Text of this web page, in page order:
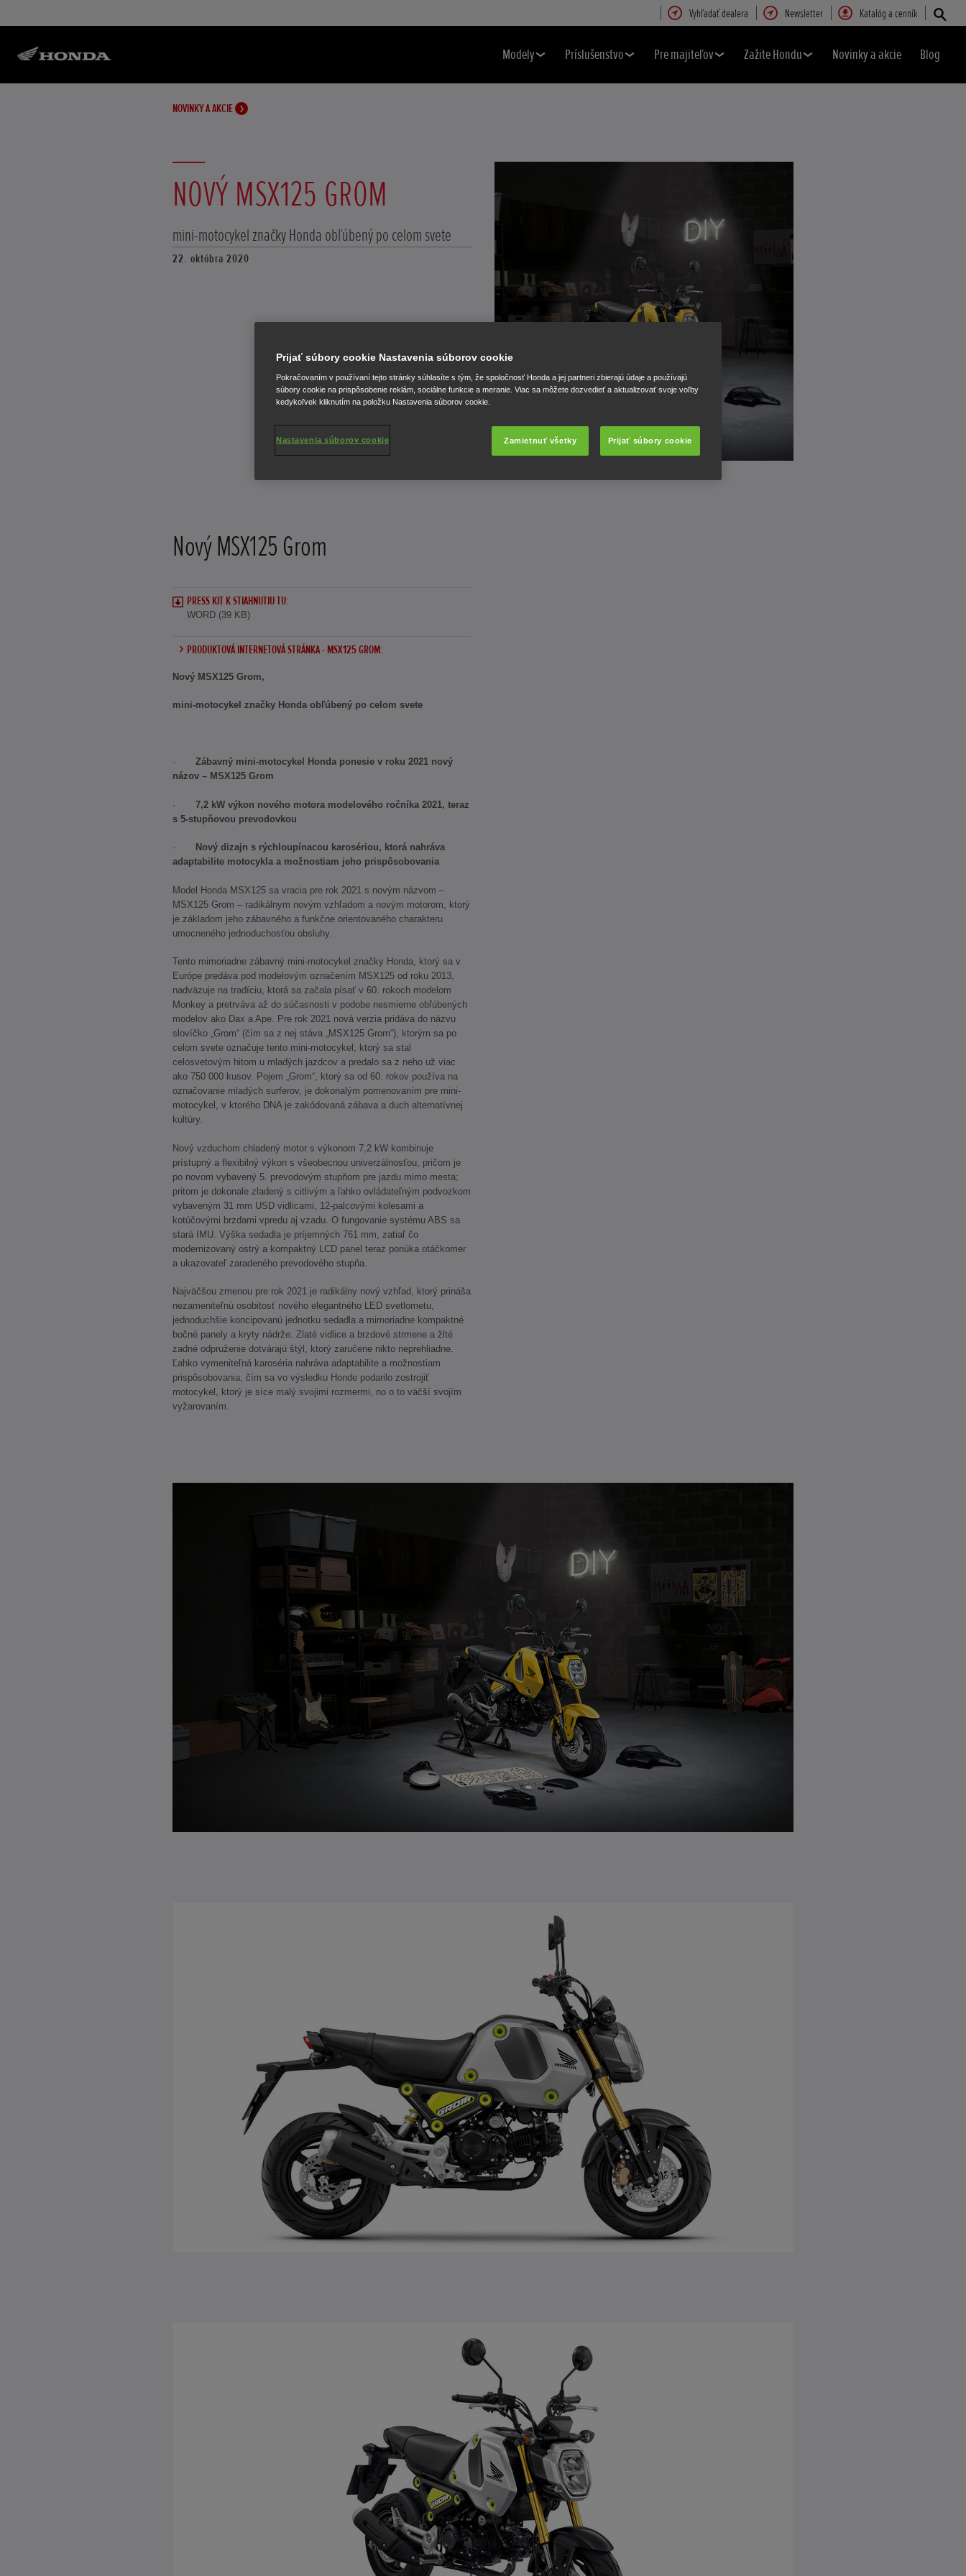
Vyhľadať dealera Newsletter Katalóg a cenník
Modely Príslušenstvo Pre majiteľov Zažite Hondu Novinky a akcie Blog
NOVINKY A AKCIE
NOVÝ MSX125 GROM
mini-motocykel značky Honda obľúbený po celom svete
22. októbra 2020
Nový MSX125 Grom
PRESS KIT K STIAHNUTIU TU:
WORD (39 KB)
PRODUKTOVÁ INTERNETOVÁ STRÁNKA - MSX125 GROM:
Nový MSX125 Grom,
mini-motocykel značky Honda obľúbený po celom svete
· Zábavný mini-motocykel Honda ponesie v roku 2021 nový
názov – MSX125 Grom
· 7,2 kW výkon nového motora modelového ročníka 2021, teraz
s 5-stupňovou prevodovkou
·
Nový dizajn s rýchloupínacou karosériou, ktorá nahráva
adaptabilite motocykla a možnostiam jeho prispôsobovania
Model Honda MSX125 sa vracia pre rok 2021 s novým názvom –
MSX125 Grom – radikálnym novým vzhľadom a novým motorom, ktorý
je základom jeho zábavného a funkčne orientovaného charakteru
umocneného jednoduchosťou obsluhy.
Tento mimoriadne zábavný mini-motocykel značky Honda, ktorý sa v
Európe predáva pod modelovým označením MSX125 od roku 2013,
nadväzuje na tradíciu, ktorá sa začala písať v 60. rokoch modelom
Monkey a pretrváva až do súčasnosti v podobe nesmierne obľúbených
modelov ako Dax a Ape. Pre rok 2021 nová verzia pridáva do názvu
slovíčko „Grom“ (čím sa z nej stáva „MSX125 Grom“), ktorým sa po
celom svete označuje tento mini-motocykel, ktorý sa stal
celosvetovým hitom u mladých jazdcov a predalo sa z neho už viac
ako 750 000 kusov. Pojem „Grom“, ktorý sa od 60. rokov používa na
označovanie mladých surferov, je dokonalým pomenovaním pre mini-
motocykel, v ktorého DNA je zakódovaná zábava a duch alternatívnej
kultúry.
Nový vzduchom chladený motor s výkonom 7,2 kW kombinuje
prístupný a flexibilný výkon s všeobecnou univerzálnosťou, pričom je
po novom vybavený 5. prevodovým stupňom pre jazdu mimo mesta;
pritom je dokonale zladený s citlivým a ľahko ovládateľným podvozkom
vybaveným 31 mm USD vidlicami, 12-palcovými kolesami a
kotúčovými brzdami vpredu aj vzadu. O fungovanie systému ABS sa
stará IMU. Výška sedadla je príjemných 761 mm, zatiaľ čo
modernizovaný ostrý a kompaktný LCD panel teraz ponúka otáčkomer
a ukazovateľ zaradeného prevodového stupňa.
Najväčšou zmenou pre rok 2021 je radikálny nový vzhľad, ktorý prináša
nezameniteľnú osobitosť nového elegantného LED svetlometu,
jednoduchšie koncipovanú jednotku sedadla a mimoriadne kompaktné
bočné panely a kryty nádrže. Zlaté vidlice a brzdové strmene a žlté
zadné odpruženie dotvárajú štýl, ktorý zaručene nikto neprehliadne.
Ľahko vymeniteľná karoséria nahráva adaptabilite a možnostiam
prispôsobovania, čím sa vo výsledku Honde podarilo zostrojiť
motocykel, ktorý je síce malý svojimi rozmermi, no o to väčší svojím
vyžarovaním.
Prijať súbory cookie Nastavenia súborov cookie
Pokračovaním v používaní tejto stránky súhlasíte s tým, že spoločnosť Honda a jej partneri zbierajú údaje a používajú
súbory cookie na prispôsobenie reklám, sociálne funkcie a meranie. Viac sa môžete dozvedieť a aktualizovať svoje voľby
kedykoľvek kliknutím na položku Nastavenia súborov cookie.
Zamietnuť všetky Prijať súbory cookie
Nastavenia súborov cookie